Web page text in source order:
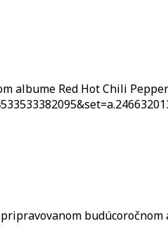
albume Red Hot Chili
budúcoročnom